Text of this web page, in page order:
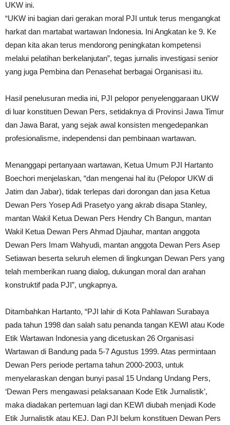
UKW ini.
“UKW ini bagian dari gerakan moral PJI untuk terus mengangkat
harkat dan martabat wartawan Indonesia. Ini Angkatan ke 9. Ke
depan kita akan terus mendorong peningkatan kompetensi
melalui pelatihan berkelanjutan”, tegas jurnalis investigasi senior
yang juga Pembina dan Penasehat berbagai Organisasi itu.
Hasil penelusuran media ini, PJI pelopor penyelenggaraan UKW
di luar konstituen Dewan Pers, setidaknya di Provinsi Jawa Timur
dan Jawa Barat, yang sejak awal konsisten mengedepankan
profesionalisme, independensi dan pembinaan wartawan.
Menanggapi pertanyaan wartawan, Ketua Umum PJI Hartanto
Boechori menjelaskan, “dan mengenai hal itu (Pelopor UKW di
Jatim dan Jabar), tidak terlepas dari dorongan dan jasa Ketua
Dewan Pers Yosep Adi Prasetyo yang akrab disapa Stanley,
mantan Wakil Ketua Dewan Pers Hendry Ch Bangun, mantan
Wakil Ketua Dewan Pers Ahmad Djauhar, mantan anggota
Dewan Pers Imam Wahyudi, mantan anggota Dewan Pers Asep
Setiawan beserta seluruh elemen di lingkungan Dewan Pers yang
telah memberikan ruang dialog, dukungan moral dan arahan
konstruktif pada PJI”, ungkapnya.
Ditambahkan Hartanto, “PJI lahir di Kota Pahlawan Surabaya
pada tahun 1998 dan salah satu penanda tangan KEWI atau Kode
Etik Wartawan Indonesia yang dicetuskan 26 Organisasi
Wartawan di Bandung pada 5-7 Agustus 1999. Atas permintaan
Dewan Pers periode pertama tahun 2000-2003, untuk
menyelaraskan dengan bunyi pasal 15 Undang Undang Pers,
‘Dewan Pers mengawasi pelaksanaan Kode Etik Jurnalistik’,
maka diadakan pertemuan lagi dan KEWI diubah menjadi Kode
Etik Jurnalistik atau KEJ. Dan PJI belum konstituen Dewan Pers